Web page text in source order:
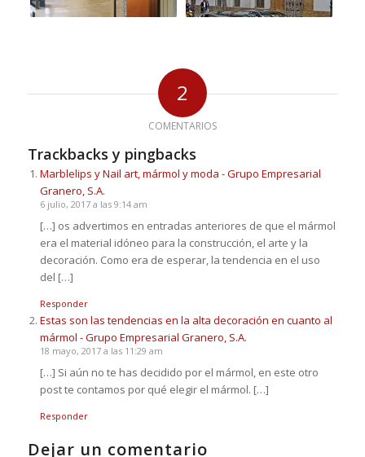
2
COMENTARIOS
Trackbacks y pingbacks
Marblelips y Nail art, mármol y moda - Grupo Empresarial
Granero, S.A.
6 julio, 2017 a las 9:14 am
[…] os advertimos en entradas anteriores de que el mármol
era el material idóneo para la construcción, el arte y la
decoración. Como era de esperar, la tendencia en el uso
del […]
Responder
Estas son las tendencias en la alta decoración en cuanto al
mármol - Grupo Empresarial Granero, S.A.
18 mayo, 2017 a las 11:29 am
[…] Si aún no te has decidido por el mármol, en este otro
post te contamos por qué elegir el mármol. […]
Responder
Dejar un comentario